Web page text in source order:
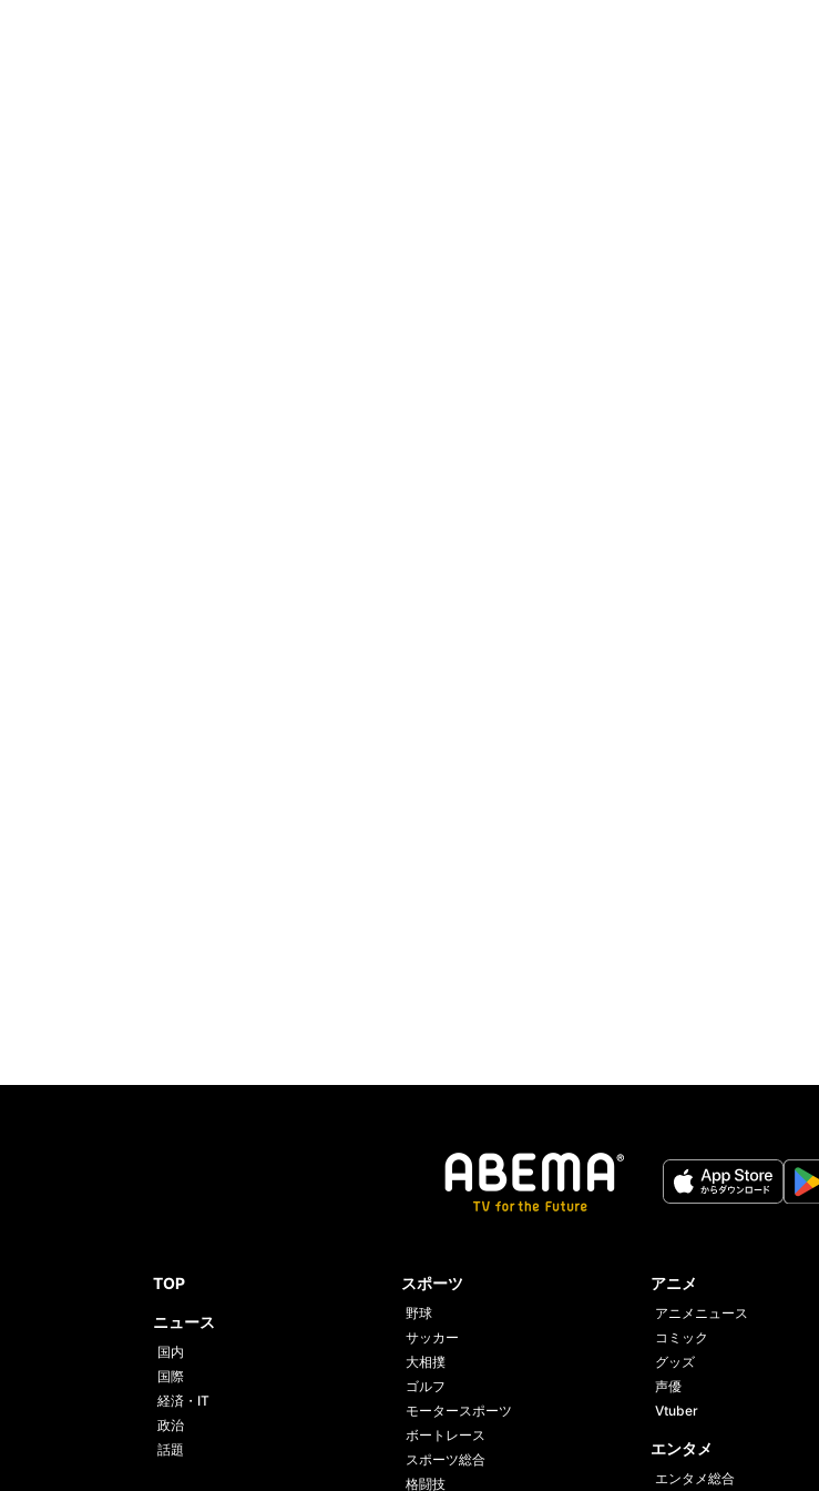
TOP
ニュース
国内
国際
経済・IT
政治
話題
スポーツ
野球
サッカー
大相撲
ゴルフ
モータースポーツ
ボートレース
スポーツ総合
格闘技
アニメ
アニメニュース
コミック
グッズ
声優
Vtuber
エンタメ
エンタメ総合